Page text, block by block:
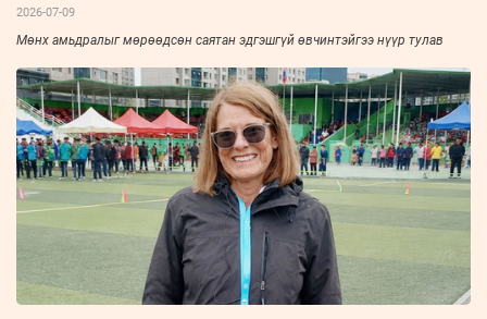
2026-07-09
Мөнх амьдралыг мөрөөдсөн саятан эдгэшгүй өвчинтэйгээ нүүр тулав